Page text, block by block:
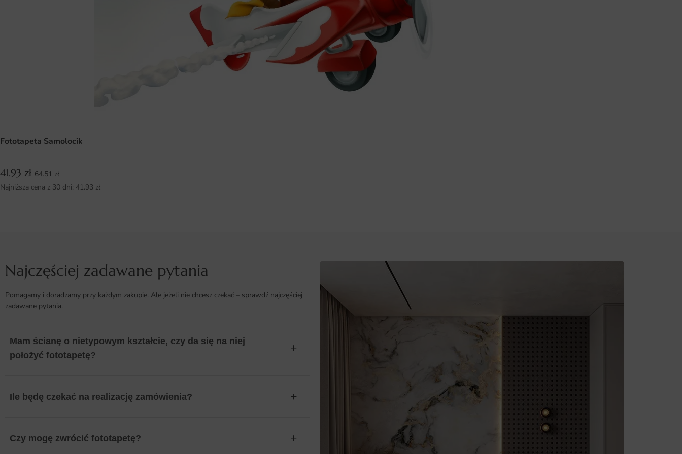
Fototapeta Samolocik
41.93 zł 64.51zł
Najniższa cena z 30 dni: 41.93 zł
Najczęściej zadawane pytania
Pomagamy i doradzamy przy każdym zakupie. Ale jeżeli nie chcesz czekać – sprawdź najczęściej
zadawane pytania.
Mam ścianę o nietypowym kształcie, czy da się na niej
położyć fototapetę?
Ile będę czekać na realizację zamówienia?
Czy mogę zwrócić fototapetę?